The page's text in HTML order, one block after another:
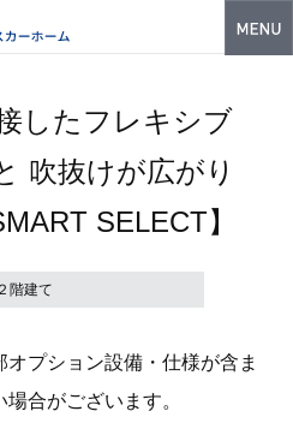
特長
・技術
モデルハウス
インナップ
ギャラリー
したフレキシブ
吹抜けが広がり
SELECT】
２階建て
プション設備・仕様が含ま
合がございます。